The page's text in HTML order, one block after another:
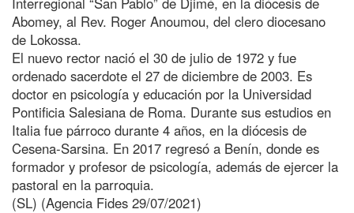
Abomey, al Rev. Roger Anoumou, del clero diocesano
de Lokossa.
El nuevo rector nació el 30 de julio de 1972 y fue
ordenado sacerdote el 27 de diciembre de 2003. Es
doctor en psicología y educación por la Universidad
Pontificia Salesiana de Roma. Durante sus estudios en
Italia fue párroco durante 4 años, en la diócesis de
Cesena-Sarsina. En 2017 regresó a Benín, donde es
formador y profesor de psicología, además de ejercer la
pastoral en la parroquia.
(SL) (Agencia Fides 29/07/2021)